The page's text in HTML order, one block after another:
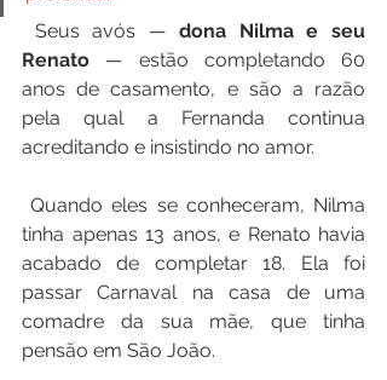
Seus avós — dona Nilma e seu
Renato — estão completando 60
anos de casamento, e são a razão
pela qual a Fernanda continua
acreditando e insistindo no amor.
Quando eles se conheceram, Nilma
tinha apenas 13 anos, e Renato havia
acabado de completar 18. Ela foi
passar Carnaval na casa de uma
comadre da sua mãe, que tinha
pensão em São João.